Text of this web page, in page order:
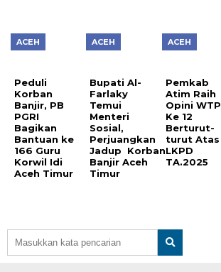
ACEH
Peduli
Korban
Banjir, PB
PGRI
Bagikan
Bantuan ke
166 Guru
Korwil Idi
Aceh Timur
ACEH
Bupati Al-
Farlaky
Temui
Menteri
Sosial,
Perjuangkan
Jadup Korban
Banjir Aceh
Timur
ACEH
Pemkab
Atim Raih
Opini WTP
Ke 12
Berturut-
turut Atas
LKPD
TA.2025